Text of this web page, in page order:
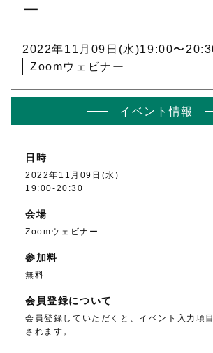
ー
2022年11月09日(水)19:00〜
Zoomウェビナー
イベント情報
日時
2022年11月09日(水)
19:00-20:30
会場
Zoomウェビナー
参加料
無料
会員登録について
会員登録していただくと、イベント入力項
されます。